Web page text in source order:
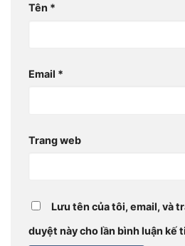
Tên *
Email *
Trang web
Lưu tên của tôi, email, và
duyệt này cho lần bình luận kế